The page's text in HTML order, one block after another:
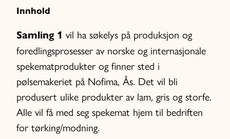
Innhold
Samling 1 vil ha søkelys på produksjon og
foredlingsprosesser av norske og internasjonale
spekematprodukter og finner sted i
pølsemakeriet på Nofima, Ås. Det vil bli
produsert ulike produkter av lam, gris og storfe.
Alle vil få med seg spekemat hjem til bedriften
for tørking/modning.